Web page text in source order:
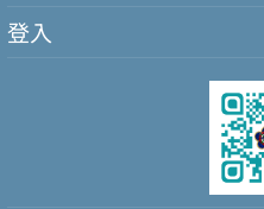
登入